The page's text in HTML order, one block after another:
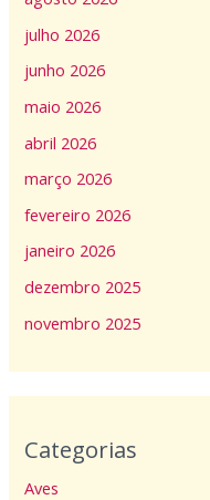
julho 2026
junho 2026
maio 2026
abril 2026
março 2026
fevereiro 2026
janeiro 2026
dezembro 2025
novembro 2025
Categorias
Aves